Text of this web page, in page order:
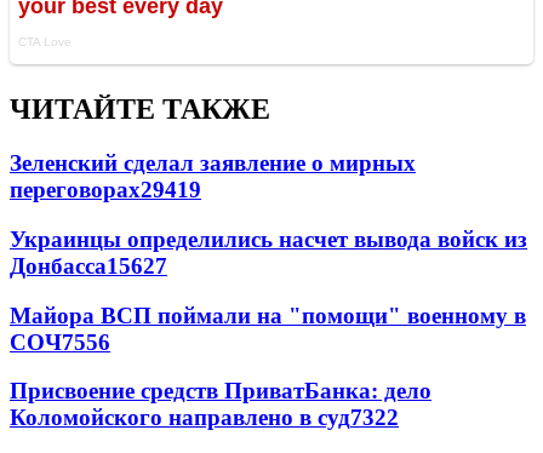
ЧИТАЙТЕ ТАКЖЕ
Зеленский сделал заявление о мирных
переговорах29419
Украинцы определились насчет вывода войск из
Донбасса15627
Майора ВСП поймали на "помощи" военному в
СОЧ7556
Присвоение средств ПриватБанка: дело
Коломойского направлено в суд7322